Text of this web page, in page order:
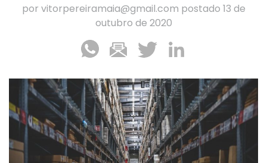
por vitorpereiramaia@gmail.com postado 13 de
outubro de 2020